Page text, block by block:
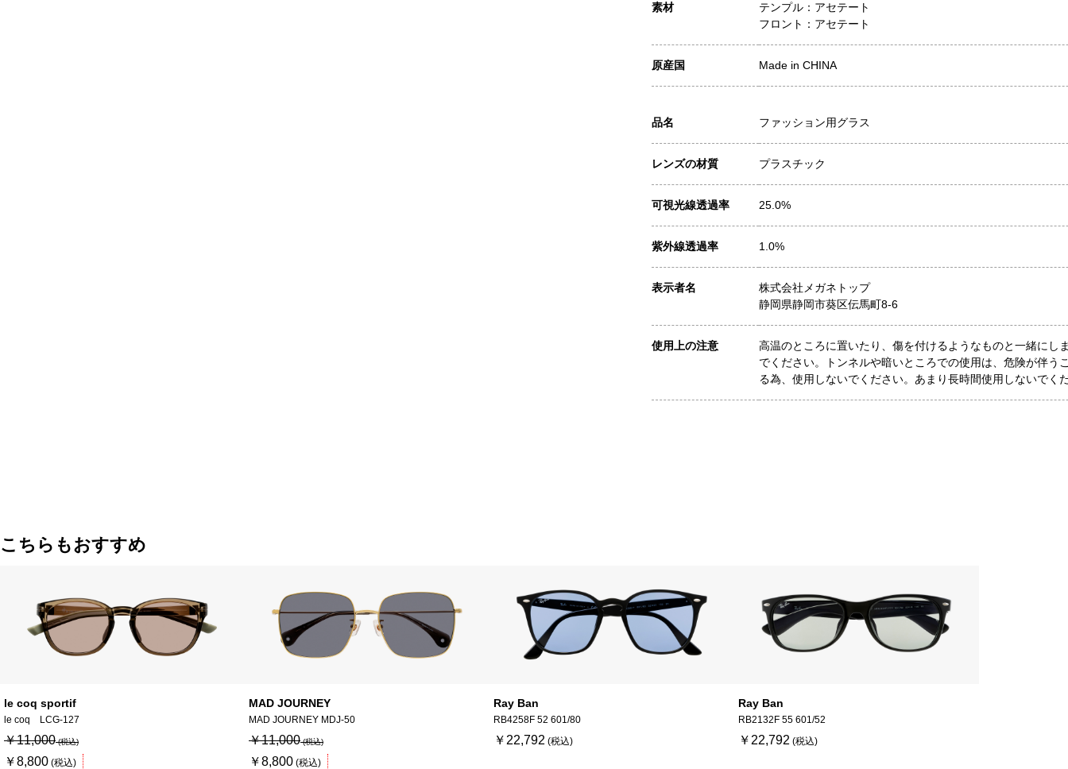
素材
テンプル：アセテート
フロント：アセテート
原産国 Made in CHINA
品名 ファッション用グラス
レンズの材質 プラスチック
可視光線透過率 25.0%
紫外線透過率 1.0%
表示者名
株式会社メガネトップ
静岡県静岡市葵区伝馬町8-6
使用上の注意
高温のところに置いたり、傷を付けるようなものと一緒にし
でください。トンネルや暗いところでの使用は、危険が伴う
る為、使用しないでください。あまり長時間使用しないでく
こちらもおすすめ
le coq sportif
le coq LCG-127
￥8,800
￥11,000
MAD JOURNEY
MAD JOURNEY MDJ-50
￥8,800
￥11,000
Ray Ban
RB4258F 52 601/80
￥22,792
Ray Ban
RB2132F 55 601/52
￥22,792